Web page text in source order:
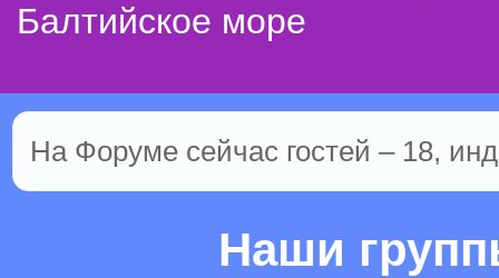
Балтийское море
На Форуме сейчас гостей – 18,
Наши